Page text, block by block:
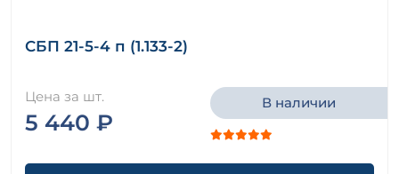
СБП 21-5-4 п (1.133-2)
Цена за шт.
5 440 ₽
В наличии